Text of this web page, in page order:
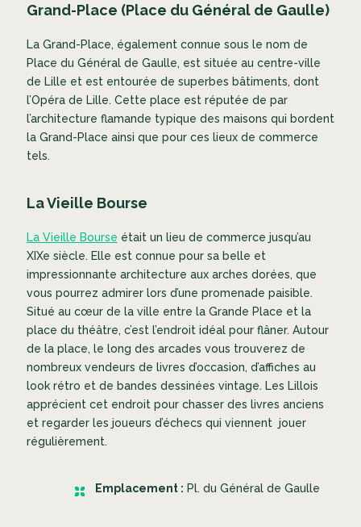
Grand-Place (Place du Général de Gaulle)
La Grand-Place, également connue sous le nom de
Place du Général de Gaulle, est située au centre-ville
de Lille et est entourée de superbes bâtiments, dont
l’Opéra de Lille. Cette place est réputée de par
l’architecture flamande typique des maisons qui bordent
la Grand-Place ainsi que pour ces lieux de commerce
tels.
La Vieille Bourse
La Vieille Bourse était un lieu de commerce jusqu’au
XIXe siècle. Elle est connue pour sa belle et
impressionnante architecture aux arches dorées, que
vous pourrez admirer lors d’une promenade paisible.
Situé au cœur de la ville entre la Grande Place et la
place du théâtre, c’est l’endroit idéal pour flâner. Autour
de la place, le long des arcades vous trouverez de
nombreux vendeurs de livres d’occasion, d’affiches au
look rétro et de bandes dessinées vintage. Les Lillois
apprécient cet endroit pour chasser des livres anciens
et regarder les joueurs d’échecs qui viennent jouer
régulièrement.
Emplacement : Pl. du Général de Gaulle